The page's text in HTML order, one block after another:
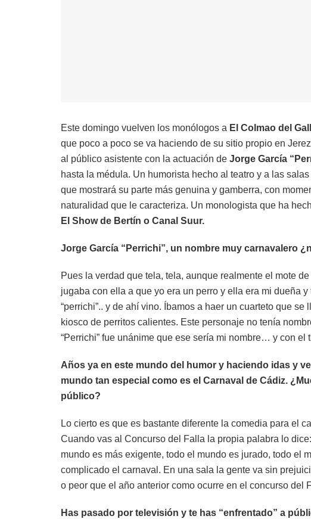
Este domingo vuelven los monólogos a El Colmao del
que poco a poco se va haciendo de su sitio propio en
al público asistente con la actuación de Jorge García
hasta la médula. Un humorista hecho al teatro y a las
que mostrará su parte más genuina y gamberra, con
naturalidad que le caracteriza. Un monologista que ha
El Show de Bertín o Canal Suur.
Jorge García “Perrichi”, un nombre muy carnavalero
Pues la verdad que tela, tela, aunque realmente el mote de
jugaba con ella a que yo era un perro y ella era mi dueña
“perrichi”.. y de ahí vino. Íbamos a haer un cuarteto que se
kiosco de perritos calientes. Este personaje no tenía
“Perrichi” fue unánime que ese sería mi nombre… y con el
Años ya en este mundo del humor y haciendo idas y
mundo tan especial como es el Carnaval de Cádiz.
público?
Lo cierto es que es bastante diferente la comedia para el
Cuando vas al Concurso del Falla la propia palabra lo
mundo es más exigente, todo el mundo es jurado, todo el
complicado el carnaval. En una sala la gente va sin
o peor que el año anterior como ocurre en el concurso del
Has pasado por televisión y te has “enfrentado” a